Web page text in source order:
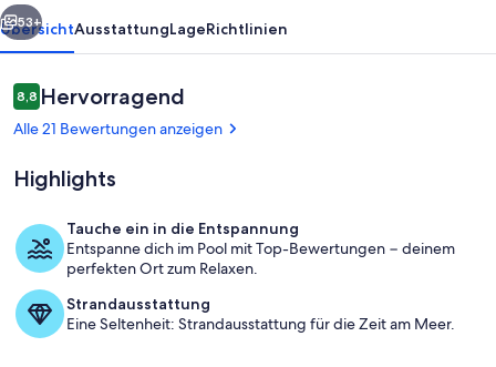
Pool
Weiter
53+
ÜbersichtAusstattungLageRichtlinien
Bewertungen
8,88,8 von 10.
Hervorragend
Alle 21 Bewertungen anzeigen
Highlights
Tauche ein in die Entspannung
Entspanne dich im Pool mit Top-Bewertungen − deinem
perfekten Ort zum Relaxen.
Strandausstattung
Eine Seltenheit: Strandausstattung für die Zeit am Meer.